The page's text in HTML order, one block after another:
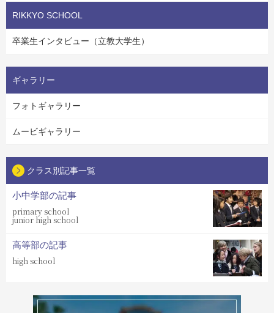
RIKKYO SCHOOL
卒業生インタビュー（立教大学生）
ギャラリー
フォトギャラリー
ムービギャラリー
クラス別記事一覧
小中学部の記事
primary school
junior high school
高等部の記事
high school